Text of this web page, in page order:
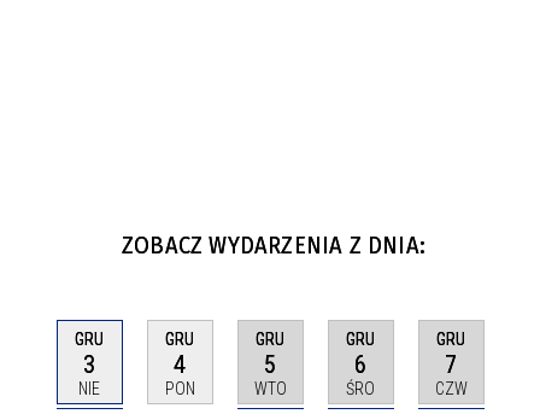
ZOBACZ WYDARZENIA Z DNIA:
GRU
3
NIE
GRU
4
PON
GRU
5
WTO
GRU
6
ŚRO
GRU
7
CZW